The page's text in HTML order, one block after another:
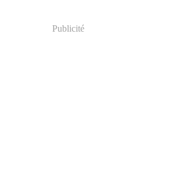
Publicité